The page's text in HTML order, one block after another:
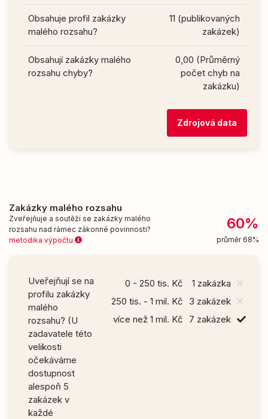
Obsahuje profil zakázky
malého rozsahu?
11 (publikovaných
zakázek)
Obsahují zakázky malého
rozsahu chyby?
0,00 (Průměrný
počet chyb na
zakázku)
Zdrojová data
Zakázky malého rozsahu
Zveřejňuje a soutěží se zakázky malého
rozsahu nad rámec zákonné povinnosti?
metodika výpočtu
60%
průměr 68%
Uveřejňují se na
profilu zakázky
malého
rozsahu? (U
zadavatele této
velikosti
očekáváme
dostupnost
alespoň 5
zakázek v
každé
0 - 250 tis. Kč
1 zakázka
250 tis. - 1 mil. Kč
3 zakázek
více než 1 mil. Kč
7 zakázek